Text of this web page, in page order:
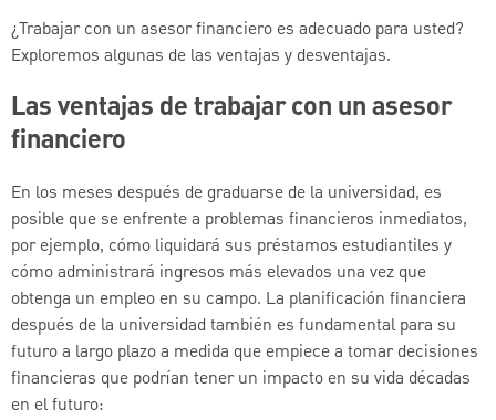
¿Trabajar con un asesor financiero es adecuado para usted?
Exploremos algunas de las ventajas y desventajas.
Las ventajas de trabajar con un asesor
financiero
En los meses después de graduarse de la universidad, es
posible que se enfrente a problemas financieros inmediatos,
por ejemplo, cómo liquidará sus préstamos estudiantiles y
cómo administrará ingresos más elevados una vez que
obtenga un empleo en su campo. La planificación financiera
después de la universidad también es fundamental para su
futuro a largo plazo a medida que empiece a tomar decisiones
financieras que podrían tener un impacto en su vida décadas
en el futuro: